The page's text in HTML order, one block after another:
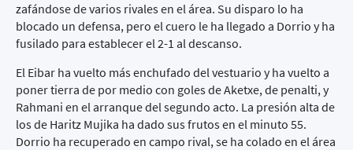
zafándose de varios rivales en el área. Su disparo lo ha
blocado un defensa, pero el cuero le ha llegado a Dorrio y ha
fusilado para establecer el 2-1 al descanso.
El Eibar ha vuelto más enchufado del vestuario y ha vuelto a
poner tierra de por medio con goles de Aketxe, de penalti, y
Rahmani en el arranque del segundo acto. La presión alta de
los de Haritz Mujika ha dado sus frutos en el minuto 55.
Dorrio ha recuperado en campo rival, se ha colado en el área